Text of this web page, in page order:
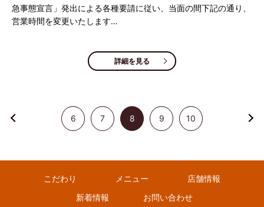
急事態宣言」発出による各種要請に従い、当面の間下記の通り、
営業時間を変更いたします…
詳細を見る
6 7 8 9 10
こだわり メニュー
店舗情報
新着情報
お問い合わせ